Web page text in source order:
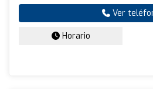
Ver
Horario